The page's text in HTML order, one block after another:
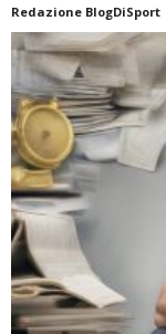
Redazione BlogDiSport